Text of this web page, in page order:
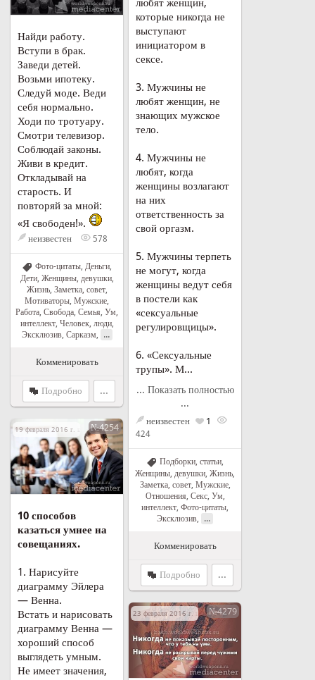
любят женщин,
которые никогда не
выступают
инициатором в
сексе.
3. Мужчины не
любят женщин, не
знающих мужское
тело.
4. Мужчины не
любят, когда
женщины возлагают
на них
ответственность за
свой оргазм.
5. Мужчины терпеть
не могут, когда
женщины ведут себя
в постели как
«сексуальные
регулировщицы».
6. «Сексуальные
трупы». М...
... Показать полностью
...
неизвестен 1
424
Подборки, статьи,
Женщины, девушки Жизнь
Заметка, совет, Мужские,
Отношения Секс, Ум,
интеллект Фото-цитаты
Эксклюзив
...
Комменировать
Подробно ...
Найди работу.
Вступи в брак.
Заведи детей.
Возьми ипотеку.
Следуй моде. Веди
себя нормально.
Ходи по тротуару.
Смотри телевизор.
Соблюдай законы.
Живи в кредит.
Откладывай на
старость. И
повторяй за мной:
«Я свободен!».
неизвестен 578
Фото-цитаты, Деньги,
Дети, Женщины, девушки,
Жизнь, Заметка, совет,
Мотиваторы Мужские
Работа Свобода Семья Ум,
интеллект, Человек, люди,
Эксклюзив, Сарказм ...
Комменировать
Подробно ...
19 февраля 2016 г. в 01:53№4254
10 способов
казаться умнее на
совещаниях.
1. Нарисуйте
диаграмму Эйлера
— Венна.
Встать и нарисовать
диаграмму Венна —
хороший способ
выглядеть умным.
Не имеет значения,
23 февраля 2016 г. в 00:04№4279